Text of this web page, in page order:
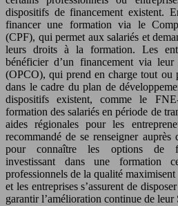
dispositifs de financement existent.
financer une formation via le
(CPF), qui permet aux salariés et
leurs droits à la formation. Les
bénéficier d’un financement via leur
(OPCO), qui prend en charge tout ou
dans le cadre du plan de
dispositifs existent, comme le
formation des salariés en période de
aides régionales pour les
recommandé de se renseigner auprès
pour connaître les options de
investissant dans une formation
professionnels de la qualité
et les entreprises s’assurent de
garantir l’amélioration continue de leur